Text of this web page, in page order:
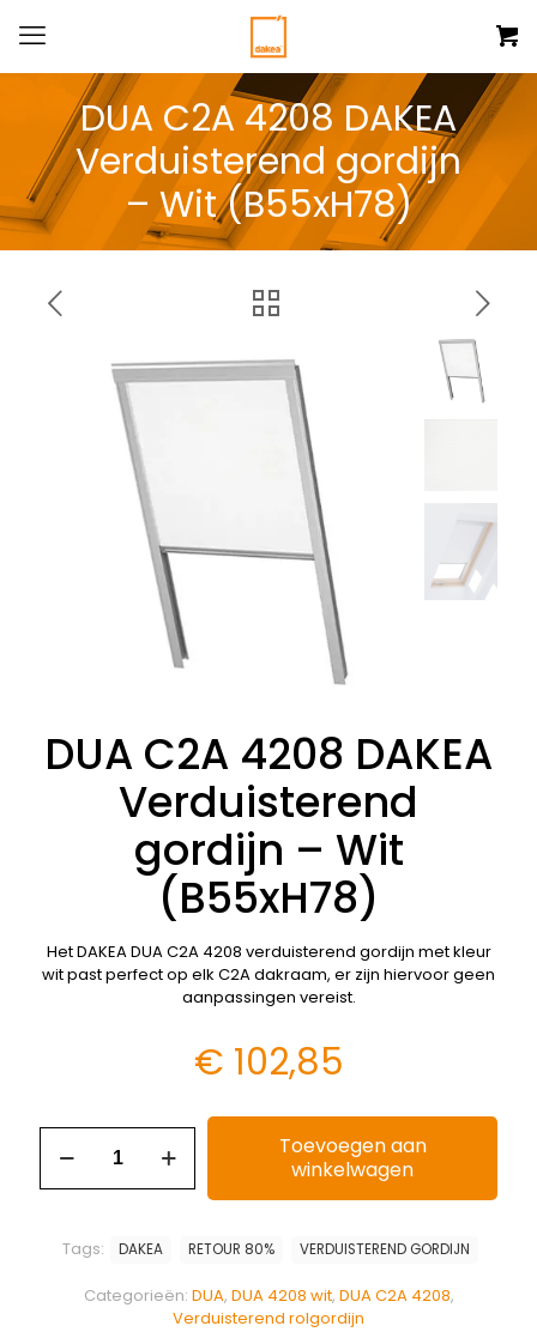
DUA C2A 4208 DAKEA
Verduisterend gordijn
– Wit (B55xH78)
DUA C2A 4208 DAKEA
Verduisterend
gordijn – Wit
(B55xH78)
Het DAKEA DUA C2A 4208 verduisterend gordijn met kleur
wit past perfect op elk C2A dakraam, er zijn hiervoor geen
aanpassingen vereist.
€ 102,85
Toevoegen aan
winkelwagen
Categorieën: DUA, DUA 4208 wit, DUA C2A 4208,
Verduisterend rolgordijn
Tags: DAKEA RETOUR 80% VERDUISTEREND GORDIJN